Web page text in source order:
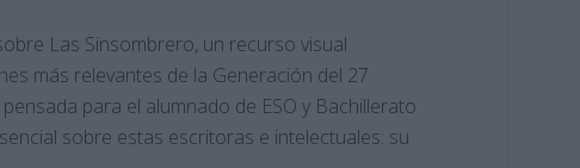
Las Sinsombrero, un recurso visual
más relevantes de la Generación del 27
para el alumnado de ESO y Bachillerato
sobre estas escritoras e intelectuales: su